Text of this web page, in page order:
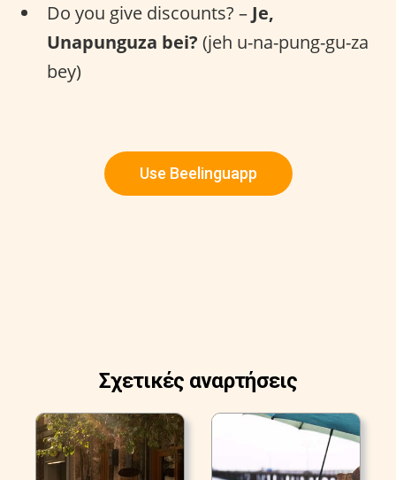
Do you give discounts? – Je,
Unapunguza bei? (jeh u-na-pung-gu-za
bey)
Use Beelinguapp
Σχετικές αναρτήσεις